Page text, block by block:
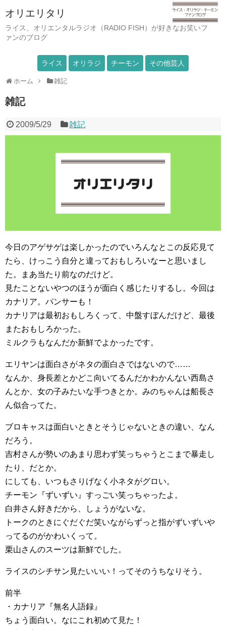
オリエリタリ
ライス、オリエンタルラジオ（RADIO FISH）が好きなお笑いフ
ァンのブログ
ライス オリラジ チーモン その他芸人
ホーム 雑記
雑記
2009/5/29 雑記
今日のアゲサゲは楽しかったのでいろんなとこの反応見て
たら、けっこう自分と違っておもしろいなーと思いまし
た。まあ当たり前なのだけど。
見たことないやつのほうが面白く感じたりするし。今回は
カナリア。パンサーも！
カナリアは最初おもしろくって、中盤すぼんだけど、最後
またおもしろかった。
ミルクラもなんだか新鮮でよかったです。
エリヤンは面白さがネタの面白さではないので……
なんか、身長差とかどこ向いてるんだかわかんない西島さ
んとか、女の子みたいな手つきとか。みのちゃんは船長さ
ん似合ってた。
ブロキャスは面白いときとそうじゃないときの違い、なん
だろう。
吉村さんが勢いのあまり思わず笑っちゃうとこまで暴走し
たり、だとか。
にしても、いつもさりげなく小ネタがグロい。
チーモン『ずいずい』すっごい笑っちゃったよ。
白井さん好きだから、しょうがないな。
トークのときにぐだぐだ笑いながらずっと指がずいずいや
ってるのがかわいくって。
栗山さんのスーツは新鮮でした。
ライスのシチサン見たいいい！ってそのうちなりそう。
前半
・カナリア『無名人語録』
ちょう面白い。なにこれ初めて見た！